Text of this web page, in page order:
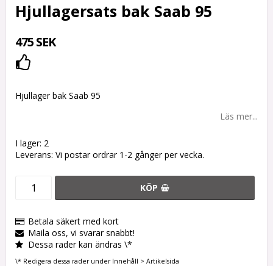
Hjullagersats bak Saab 95
475 SEK
Hjullager bak Saab 95
Läs mer...
I lager: 2
Leverans: Vi postar ordrar 1-2 gånger per vecka.
KÖP
Betala säkert med kort
Maila oss, vi svarar snabbt!
Dessa rader kan ändras \*
\* Redigera dessa rader under Innehåll > Artikelsida